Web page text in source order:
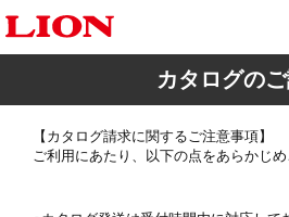
カタログの
【カタログ請求に関するご注意事項】
ご利用にあたり、以下の点をあらかじめ